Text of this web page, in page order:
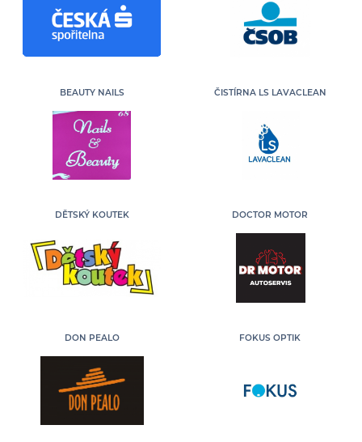
BEAUTY NAILS ČISTÍRNA LS LAVACLEAN
DĚTSKÝ KOUTEK DOCTOR MOTOR
DON PEALO FOKUS OPTIK